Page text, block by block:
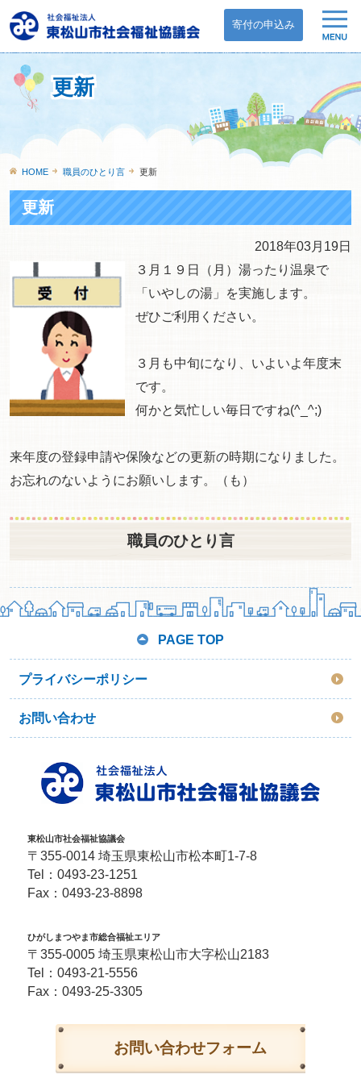
寄付の申込み
更新
HOME 職員のひとり言 更新
更新
2018年03月19日
３月１９日（月）湯ったり温泉で
「いやしの湯」を実施します。
ぜひご利用ください。
３月も中旬になり、いよいよ年度末
です。
何かと気忙しい毎日ですね(^_^;)
来年度の登録申請や保険などの更新の時期になりました。
お忘れのないようにお願いします。（も）
職員のひとり言
PAGE TOP
プライバシーポリシー
お問い合わせ
東松山市社会福祉協議会
〒355-0014 埼玉県東松山市松本町1-7-8
Tel： 0493-23-1251
Fax：0493-23-8898
ひがしまつやま市総合福祉エリア
〒355-0005 埼玉県東松山市大字松山2183
Tel： 0493-21-5556
Fax：0493-25-3305
お問い合わせフォーム